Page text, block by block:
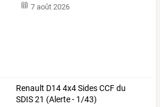
7 août 2026
Renault D14 4x4 Sides CCF du
SDIS 21 (Alerte - 1/43)